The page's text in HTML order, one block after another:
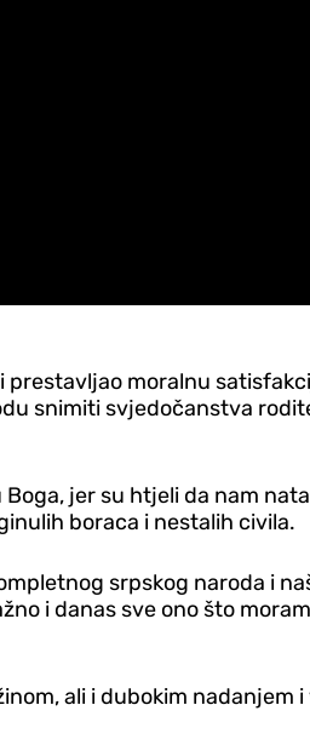
moralnu
snimiti svjedočanstva
jer su htjeli da nam
boraca i nestalih civila.
srpskog naroda i
i danas sve ono što
ali i dubokim nadanjem